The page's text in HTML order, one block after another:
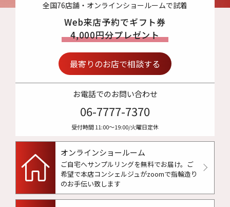
全国76店舗・オンラインショールームで試着
Web来店予約でギフト券
4,000円分プレゼント
最寄りのお店で相談する
お電話でのお問い合わせ
06-7777-7370
受付時間 11:00〜19:00/火曜日定休
オンラインショールーム
ご自宅へサンプルリングを無料でお届け。 ご
希望で本店コンシェルジュがzoomで指輪造り
のお手伝い致します